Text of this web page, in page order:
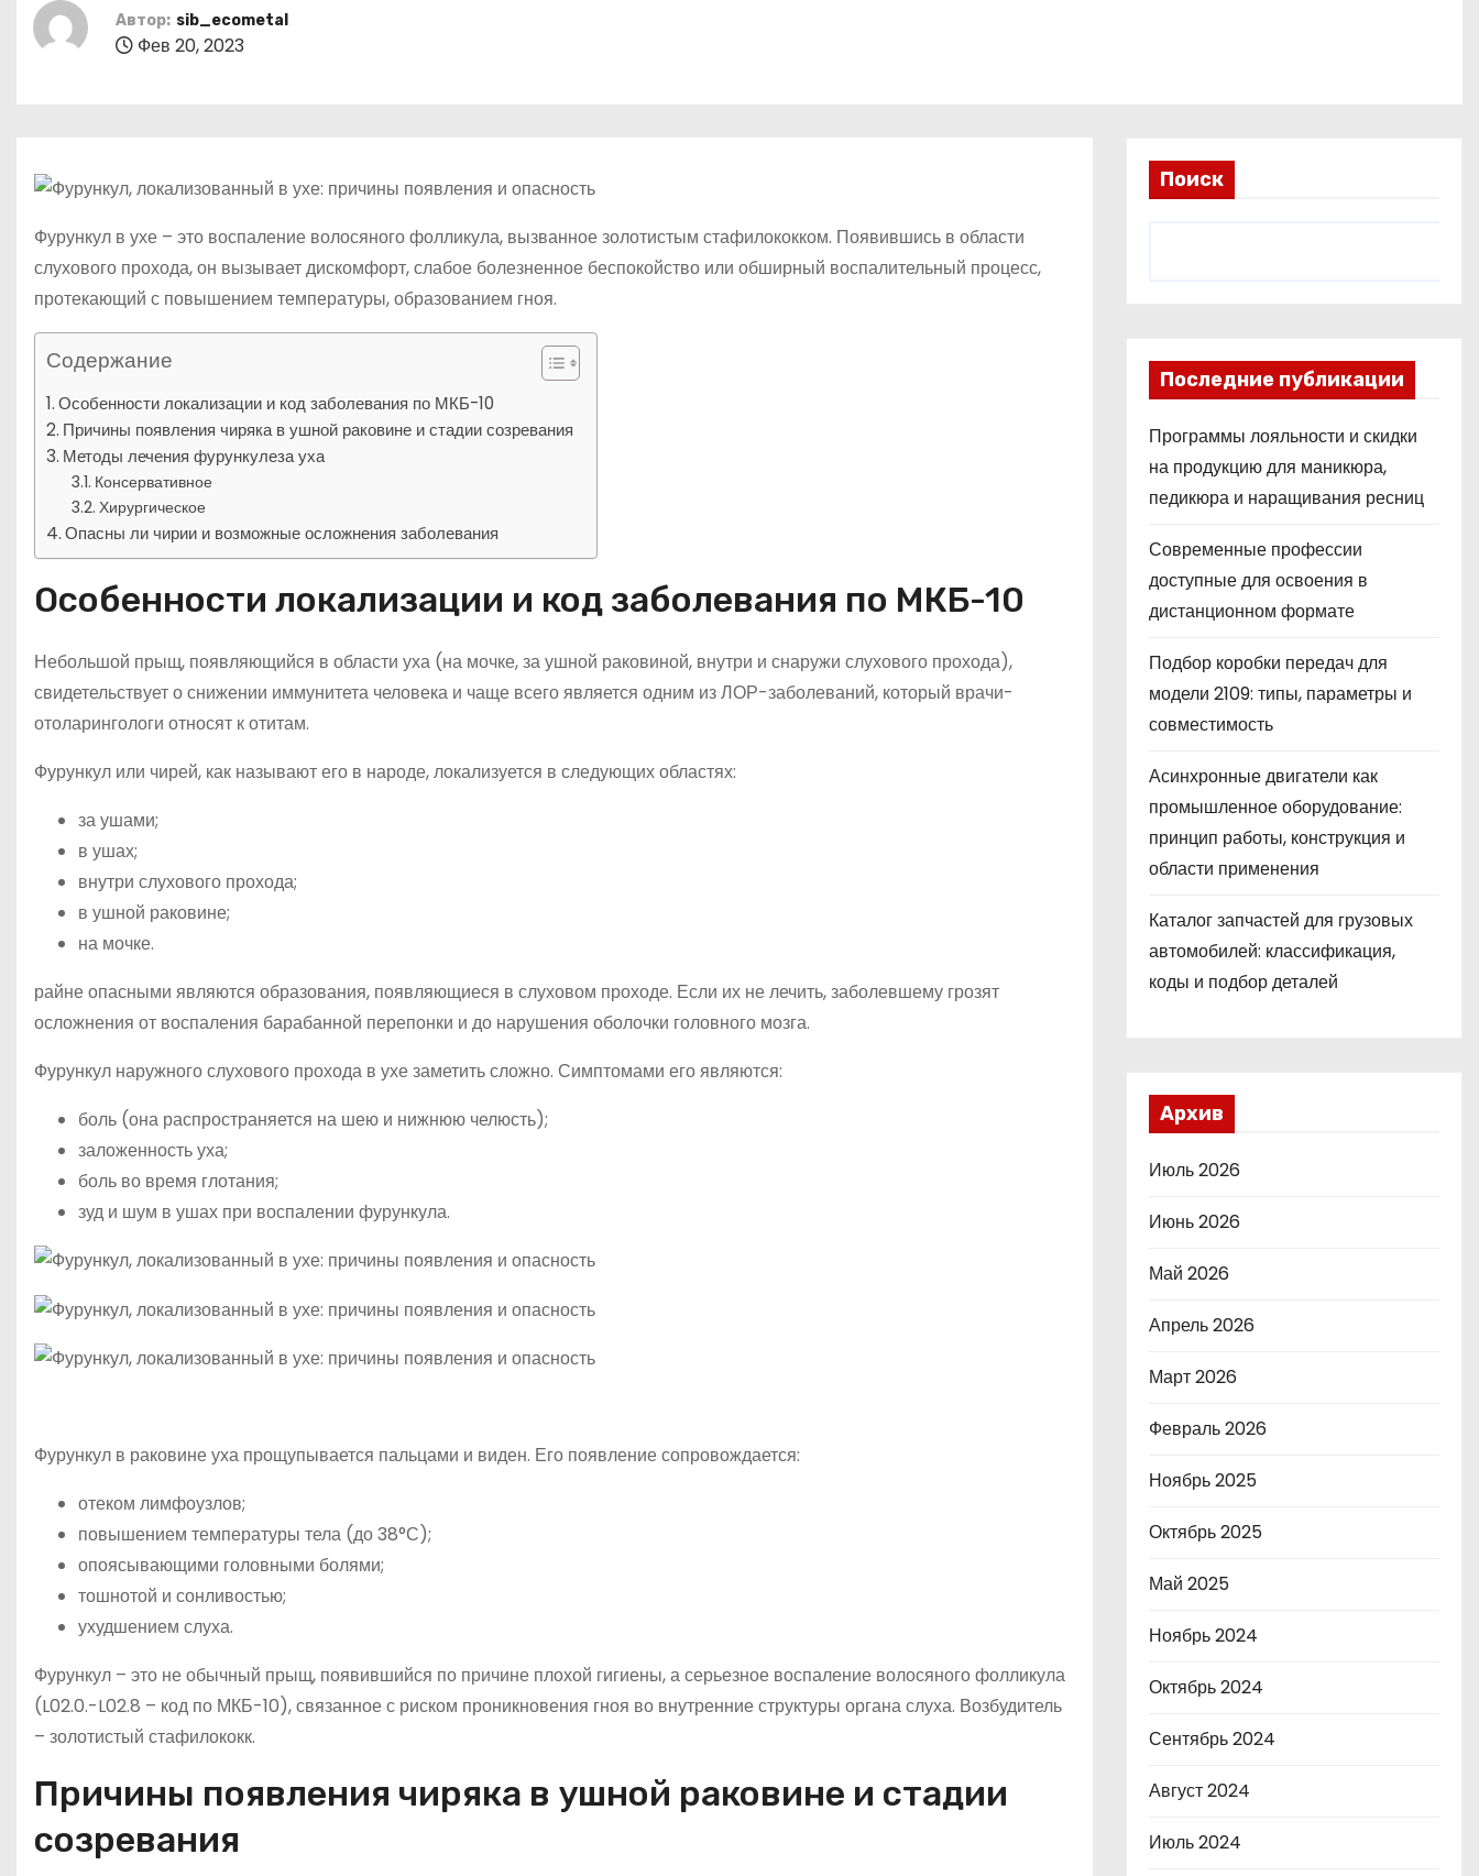
Автор: sib_ecometal
Фев 20, 2023
Фурункул в ухе – это воспаление волосяного фолликула, вызванное золотистым стафилококком. Появившись в области
слухового прохода, он вызывает дискомфорт, слабое болезненное беспокойство или обширный воспалительный процесс,
протекающий с повышением температуры, образованием гноя.
Содержание
Особенности локализации и код заболевания по МКБ-10
Причины появления чиряка в ушной раковине и стадии созревания
Методы лечения фурункулеза уха
Консервативное
Хирургическое
Опасны ли чирии и возможные осложнения заболевания
Особенности локализации и код заболевания по МКБ-10
Небольшой прыщ, появляющийся в области уха (на мочке, за ушной раковиной, внутри и снаружи слухового прохода),
свидетельствует о снижении иммунитета человека и чаще всего является одним из ЛОР-заболеваний, который врачи-
отоларингологи относят к отитам.
Фурункул или чирей, как называют его в народе, локализуется в следующих областях:
за ушами;
в ушах;
внутри слухового прохода;
в ушной раковине;
на мочке.
райне опасными являются образования, появляющиеся в слуховом проходе. Если их не лечить, заболевшему грозят
осложнения от воспаления барабанной перепонки и до нарушения оболочки головного мозга.
Фурункул наружного слухового прохода в ухе заметить сложно. Симптомами его являются:
боль (она распространяется на шею и нижнюю челюсть);
заложенность уха;
боль во время глотания;
зуд и шум в ушах при воспалении фурункула.
Фурункул в раковине уха прощупывается пальцами и виден. Его появление сопровождается:
отеком лимфоузлов;
повышением температуры тела (до 38°С);
опоясывающими головными болями;
тошнотой и сонливостью;
ухудшением слуха.
Фурункул – это не обычный прыщ, появившийся по причине плохой гигиены, а серьезное воспаление волосяного фолликула
(L02.0.-L02.8 – код по МКБ-10), связанное с риском проникновения гноя во внутренние структуры органа слуха. Возбудитель
– золотистый стафилококк.
Причины появления чиряка в ушной раковине и стадии
созревания
Поиск
Последние публикации
Программы лояльности и скидки
на продукцию для маникюра,
педикюра и наращивания ресниц
Современные профессии
доступные для освоения в
дистанционном формате
Подбор коробки передач для
модели 2109: типы, параметры и
совместимость
Асинхронные двигатели как
промышленное оборудование:
принцип работы, конструкция и
области применения
Каталог запчастей для грузовых
автомобилей: классификация,
коды и подбор деталей
Архив
Июль 2026
Июнь 2026
Май 2026
Апрель 2026
Март 2026
Февраль 2026
Ноябрь 2025
Октябрь 2025
Май 2025
Ноябрь 2024
Октябрь 2024
Сентябрь 2024
Август 2024
Июль 2024